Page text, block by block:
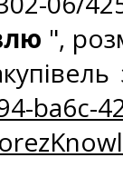
",
ba6c-